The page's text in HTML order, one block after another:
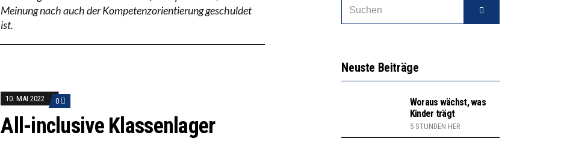
Meinung nach auch der Kompetenzorientierung geschuldet
ist.
10. MAI 2022 0
All-inclusive Klassenlager
Neuste Beiträge
Woraus wächst, was
Kinder trägt
5 STUNDEN HER